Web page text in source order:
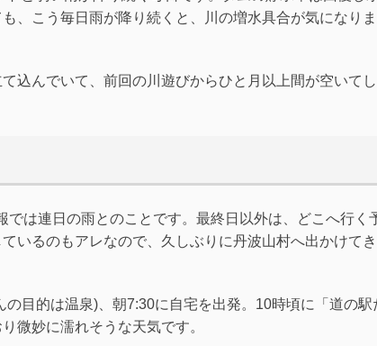
、こう毎日雨が降り続くと、川の増水具合が気になりま
込んでいて、前回の川遊びからひと月以上間が空いてし
は連日の雨とのことです。最終日以外は、どこへ行く
いるのもアレなので、久しぶりに丹波山村へ出かけてき
目的は温泉)、朝7:30に自宅を出発。10時頃に「道の駅
微妙に濡れそうな天気です。